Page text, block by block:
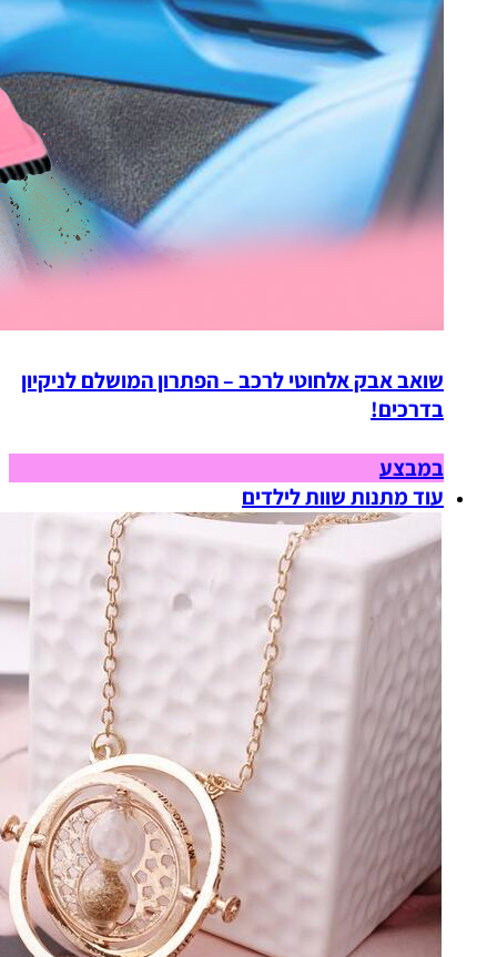
שואב אבק אלחוטי לרכב – הפתרון המושלם לניקיון
בדרכים!
במבצע
עוד מתנות שוות לילדים